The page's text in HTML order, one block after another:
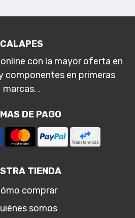
CALAPES
con la mayor oferta en
componentes en primeras
marcas. .
DE PAGO
TIENDA
comprar
somos